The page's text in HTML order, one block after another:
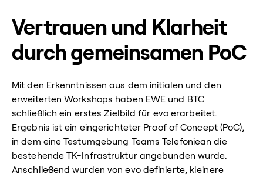
Vertrauen und Klarheit
durch gemeinsamen PoC
Mit den Erkenntnissen aus dem initialen und den
erweiterten Workshops haben EWE und BTC
schließlich ein erstes Zielbild für evo erarbeitet.
Ergebnis ist ein eingerichteter Proof of Concept (PoC),
in dem eine Testumgebung Teams Telefoniean die
bestehende TK-Infrastruktur angebunden wurde.
Anschließend wurden von evo definierte, kleinere